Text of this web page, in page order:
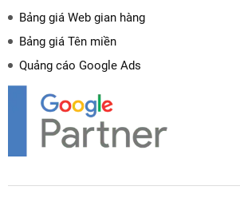
Bảng giá Web gian hàng
Bảng giá Tên miền
Quảng cáo Google Ads